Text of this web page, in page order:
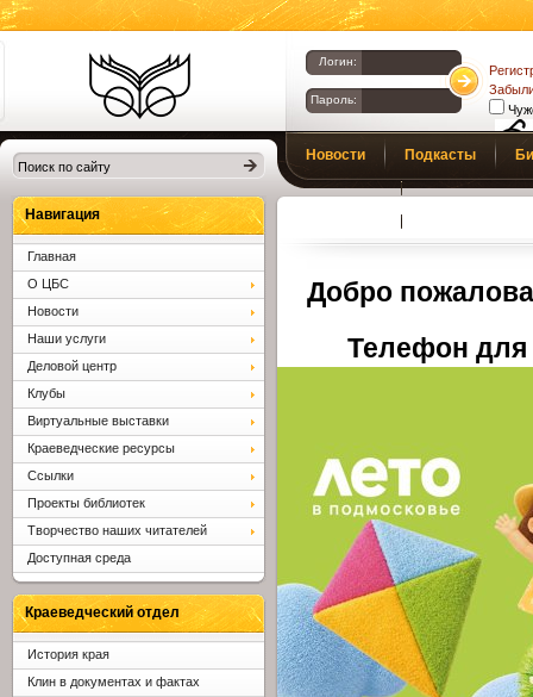
Библиотеки
Клина. Клинская
ЦБС.
Логин:
Пароль:
Новости Подкасты
Добро
Телефон для
Навигация
Главная
О ЦБС
Новости
Наши услуги
Деловой центр
Клубы
Виртуальные выставки
Краеведческие ресурсы
Ссылки
Проекты библиотек
Творчество наших читателей
Доступная среда
Краеведческий отдел
История края
Клин в документах и фактах